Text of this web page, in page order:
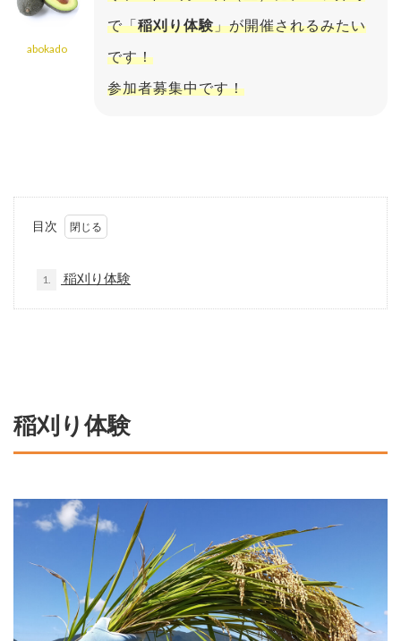
abokado
で「稲刈り体験」が開催されるみたい
です！
参加者募集中です！
目次
1. 稲刈り体験
稲刈り体験